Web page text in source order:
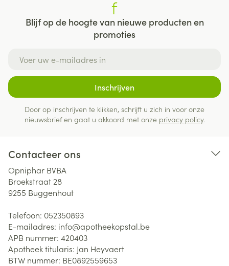
Blijf op de hoogte van nieuwe producten en
promoties
Inschrijven
Door op inschrijven te klikken, schrijft u zich in voor onze
nieuwsbrief en gaat u akkoord met onze privacy policy.
Contacteer ons
Opniphar BVBA
Broekstraat 28
9255 Buggenhout
Telefoon: 052350893
E-mailadres: info@apotheekopstal.be
APB nummer: 420403
Apotheek titularis: Jan Heyvaert
BTW nummer: BE0892559653